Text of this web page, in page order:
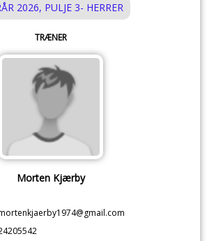
2026, PULJE 3- HERRER
TRÆNER
Morten Kjærby